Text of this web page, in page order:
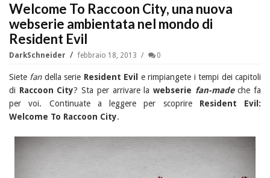
Welcome To Raccoon City, una nuova
webserie ambientata nel mondo di
Resident Evil
DarkSchneider febbraio 18, 2013 0
Siete fandella serie Resident Evil e rimpiangete i tempi dei capitoli
di Raccoon City? Sta per arrivare la webserie fan-madeche fa
per voi. Continuate a leggere per scoprire Resident Evil:
Welcome To Raccoon City.